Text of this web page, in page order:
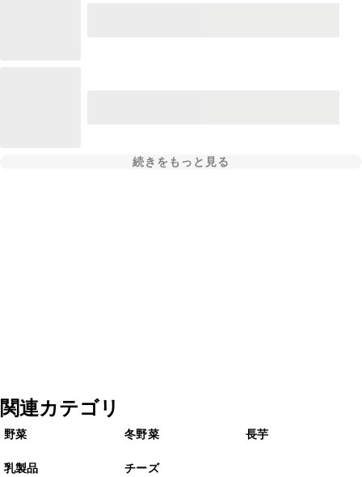
続きをもっと見る
関連カテゴリ
野菜 冬野菜 長芋
乳製品
チーズ